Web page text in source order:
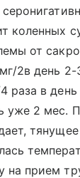
коленных
от
2в день 2-
раза в
уже 2 мес.
на прием